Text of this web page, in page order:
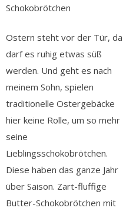
Schokobrötchen
Ostern steht vor der Tür, da
darf es ruhig etwas süß
werden. Und geht es nach
meinem Sohn, spielen
traditionelle Ostergebäcke
hier keine Rolle, um so mehr
seine
Lieblingsschokobrötchen.
Diese haben das ganze Jahr
über Saison. Zart-fluffige
Butter-Schokobrötchen mit